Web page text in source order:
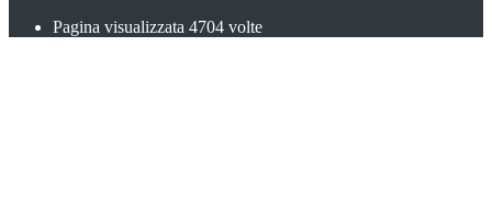
Pagina visualizzata 4704 volte